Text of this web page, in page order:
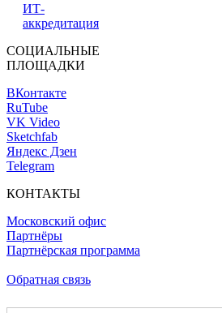
ИТ-
аккредитация
СОЦИАЛЬНЫЕ
ПЛОЩАДКИ
ВКонтакте
RuTube
VK Video
Sketchfab
Яндекс Дзен
Telegram
КОНТАКТЫ
Московский офис
Партнёры
Партнёрская программа
Обратная связь